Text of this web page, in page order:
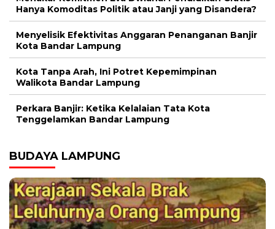
Hanya Komoditas Politik atau Janji yang Disandera?
Menyelisik Efektivitas Anggaran Penanganan Banjir
Kota Bandar Lampung
Kota Tanpa Arah, Ini Potret Kepemimpinan
Walikota Bandar Lampung
Perkara Banjir: Ketika Kelalaian Tata Kota
Tenggelamkan Bandar Lampung
BUDAYA LAMPUNG